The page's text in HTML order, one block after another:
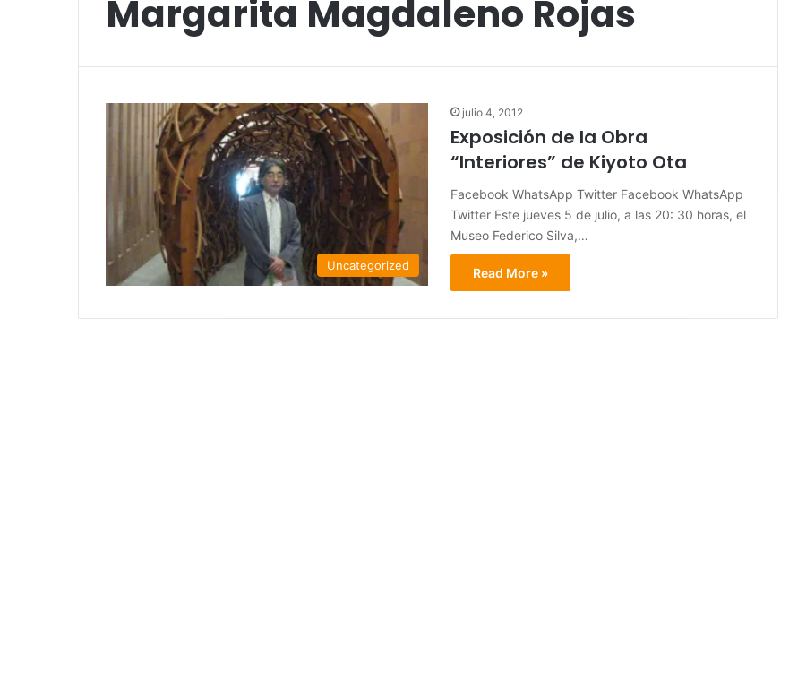
Margarita Magdaleno Rojas
Uncategorized
julio 4, 2012
Exposición de la Obra
“Interiores” de Kiyoto Ota
Facebook WhatsApp Twitter Facebook WhatsApp
Twitter Este jueves 5 de julio, a las 20: 30 horas, el
Museo Federico Silva,…
Read More »